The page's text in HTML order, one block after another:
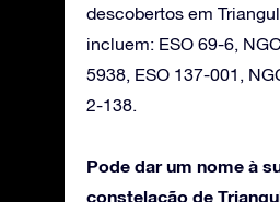
descobertos em
incluem: ESO 69-6,
5938, ESO 137-001,
2-138.
Pode dar um nome à
constelação de